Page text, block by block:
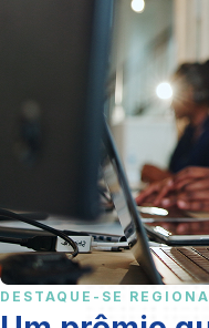
DESTAQUE-SE